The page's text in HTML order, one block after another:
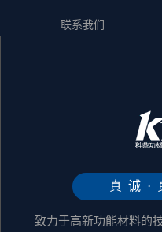
联系我们
真诚·
致力于高新功能材料的